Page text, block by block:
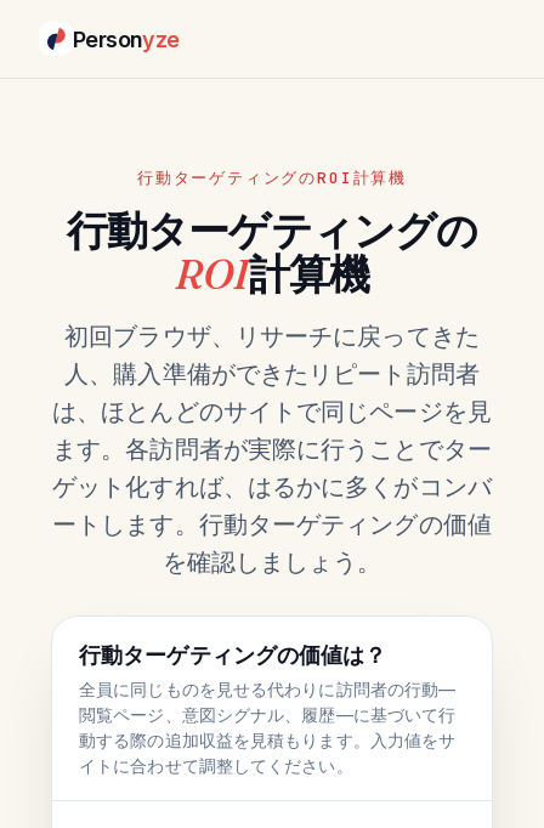
Personyze
行動ターゲティングのROI計算機
行動ターゲティングの
ROI計算機
初回ブラウザ、リサーチに戻ってきた
人、購入準備ができたリピート訪問者
は、ほとんどのサイトで同じページを見
ます。各訪問者が実際に行うことでター
ゲット化すれば、はるかに多くがコンバ
ートします。行動ターゲティングの価値
を確認しましょう。
行動ターゲティングの価値は？
全員に同じものを見せる代わりに訪問者の行動—
閲覧ページ、意図シグナル、履歴—に基づいて行
動する際の追加収益を見積もります。入力値をサ
イトに合わせて調整してください。